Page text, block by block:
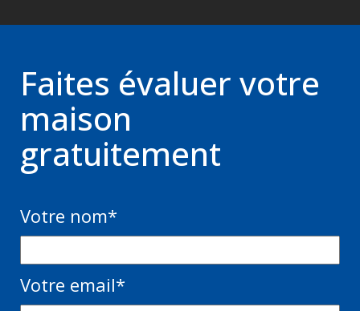
Faites évaluer votre
maison
gratuitement
Votre nom*
Votre email*